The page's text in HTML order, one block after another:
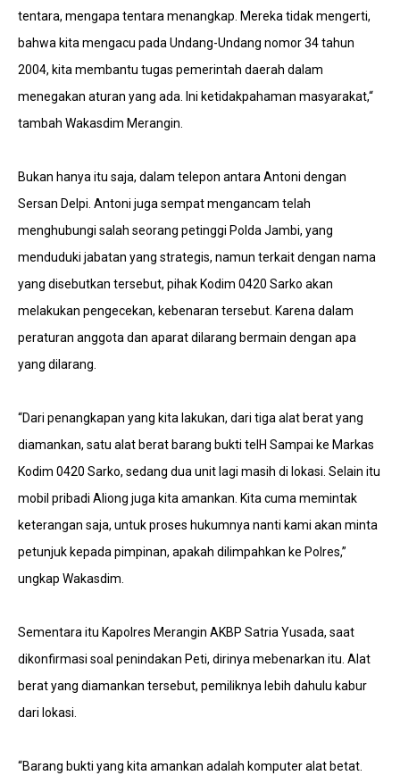
tentara, mengapa tentara menangkap. Mereka tidak mengerti,
bahwa kita mengacu pada Undang-Undang nomor 34 tahun
2004, kita membantu tugas pemerintah daerah dalam
menegakan aturan yang ada. Ini ketidakpahaman masyarakat,“
tambah Wakasdim Merangin.
Bukan hanya itu saja, dalam telepon antara Antoni dengan
Sersan Delpi. Antoni juga sempat mengancam telah
menghubungi salah seorang petinggi Polda Jambi, yang
menduduki jabatan yang strategis, namun terkait dengan nama
yang disebutkan tersebut, pihak Kodim 0420 Sarko akan
melakukan pengecekan, kebenaran tersebut. Karena dalam
peraturan anggota dan aparat dilarang bermain dengan apa
yang dilarang.
“Dari penangkapan yang kita lakukan, dari tiga alat berat yang
diamankan, satu alat berat barang bukti telH Sampai ke Markas
Kodim 0420 Sarko, sedang dua unit lagi masih di lokasi. Selain itu
mobil pribadi Aliong juga kita amankan. Kita cuma memintak
keterangan saja, untuk proses hukumnya nanti kami akan minta
petunjuk kepada pimpinan, apakah dilimpahkan ke Polres,”
ungkap Wakasdim.
Sementara itu Kapolres Merangin AKBP Satria Yusada, saat
dikonfirmasi soal penindakan Peti, dirinya mebenarkan itu. Alat
berat yang diamankan tersebut, pemiliknya lebih dahulu kabur
dari lokasi.
“Barang bukti yang kita amankan adalah komputer alat betat.